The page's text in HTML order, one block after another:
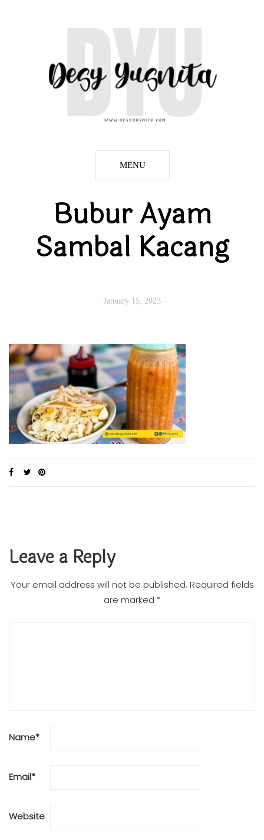
MENU
Bubur Ayam
Sambal Kacang
January 15, 2023
Leave a Reply
Your email address will not be published. Required fields
are marked *
Name*
Email*
Website